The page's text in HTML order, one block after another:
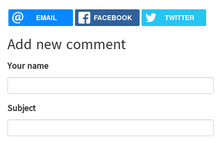
EMAIL FACEBOOK TWITTER
Add new comment
Your name
Subject